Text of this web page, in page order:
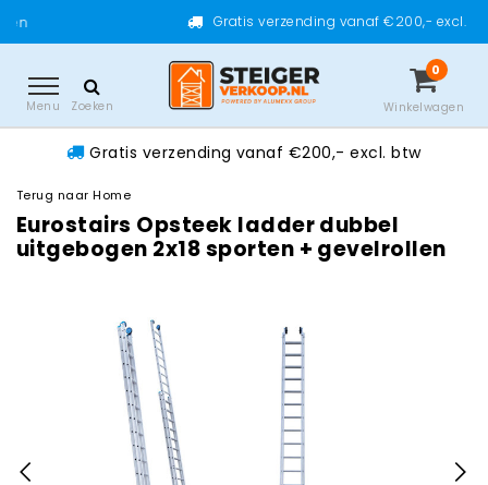
Gratis verzending vanaf €200,- excl. btw
Menu Zoeken
0
Winkelwagen
Gratis verzending vanaf €200,- excl. btw
Terug naar Home
Eurostairs Opsteek ladder dubbel
uitgebogen 2x18 sporten + gevelrollen